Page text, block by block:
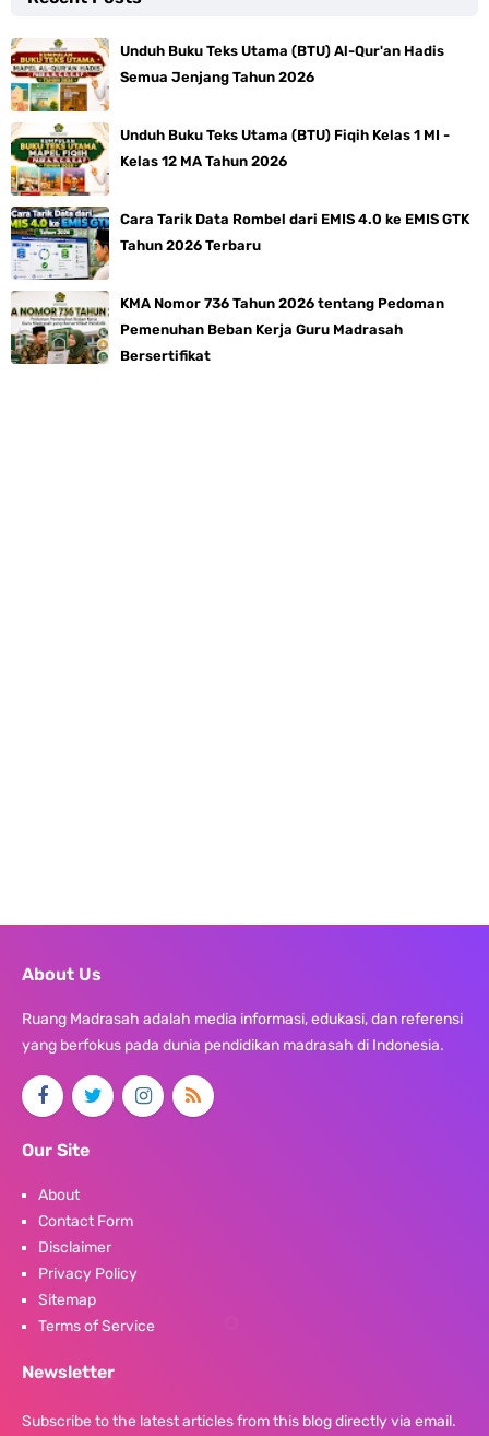
Unduh Buku Teks Utama (BTU) Al-Qur'an Hadis
Semua Jenjang Tahun 2026
Unduh Buku Teks Utama (BTU) Fiqih Kelas 1 MI -
Kelas 12 MA Tahun 2026
Cara Tarik Data Rombel dari EMIS 4.0 ke EMIS GTK
Tahun 2026 Terbaru
KMA Nomor 736 Tahun 2026 tentang Pedoman
Pemenuhan Beban Kerja Guru Madrasah
Bersertifikat
About Us
Ruang Madrasah adalah media informasi, edukasi, dan referensi
yang berfokus pada dunia pendidikan madrasah di Indonesia.
Our Site
About
Contact Form
Disclaimer
Privacy Policy
Sitemap
Terms of Service
Newsletter
Subscribe to the latest articles from this blog directly via email.